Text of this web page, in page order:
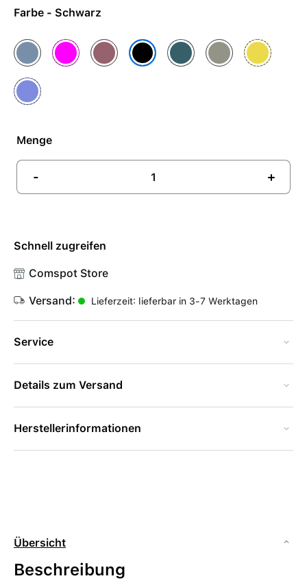
Farbe - Schwarz
Denim FuchsiaPflaumeSchwarzSeegrünSteingrauSternfrucht
Ultramarin
Menge
- +
Schnell zugreifen
Comspot Store
Versand: Lieferzeit: lieferbar in 3-7 Werktagen
Service
Details zum Versand
Herstellerinformationen
Übersicht
Beschreibung